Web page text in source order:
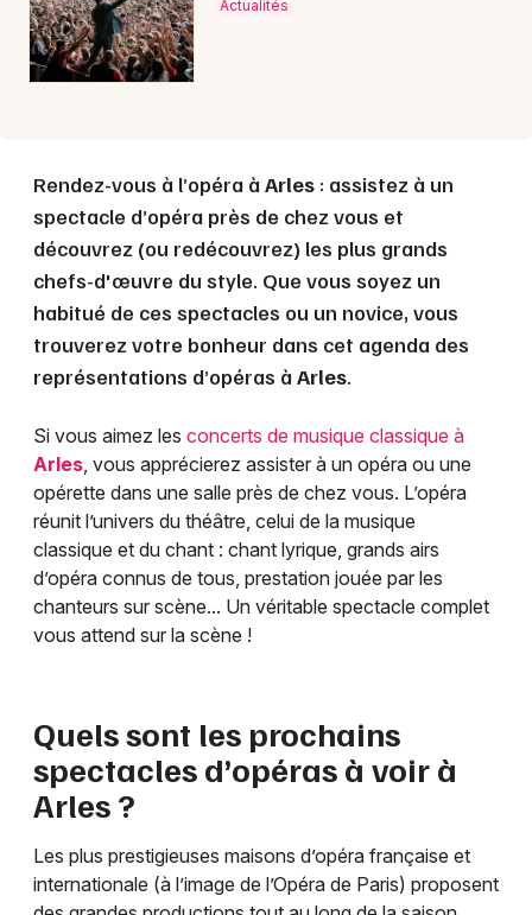
Actualités
Rendez-vous à l’opéra à Arles : assistez à un
spectacle d’opéra près de chez vous et
découvrez (ou redécouvrez) les plus grands
chefs-d'œuvre du style. Que vous soyez un
habitué de ces spectacles ou un novice, vous
trouverez votre bonheur dans cet agenda des
représentations d’opéras à Arles.
Si vous aimez les concerts de musique classique à
Arles, vous apprécierez assister à un opéra ou une
opérette dans une salle près de chez vous. L’opéra
réunit l’univers du théâtre, celui de la musique
classique et du chant : chant lyrique, grands airs
d’opéra connus de tous, prestation jouée par les
chanteurs sur scène... Un véritable spectacle complet
vous attend sur la scène !
Quels sont les prochains
spectacles d’opéras à voir à
Arles ?
Les plus prestigieuses maisons d’opéra française et
internationale (à l’image de l’Opéra de Paris) proposent